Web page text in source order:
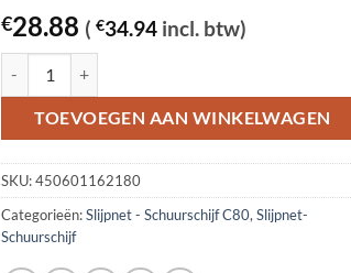
€28.88 ( €34.94 incl. btw)
TOEVOEGEN AAN WINKELWAGEN
SKU:450601162180
Categorieën:Slijpnet - Schuurschijf C80, Slijpnet-
Schuurschijf